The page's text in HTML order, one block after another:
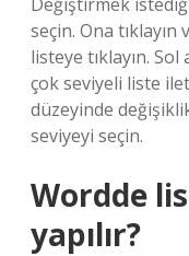
seçin. Ona
listeye tıklayın.
çok seviyeli liste
düzeyinde
seviyeyi seçin.
Wordde
yapılır?